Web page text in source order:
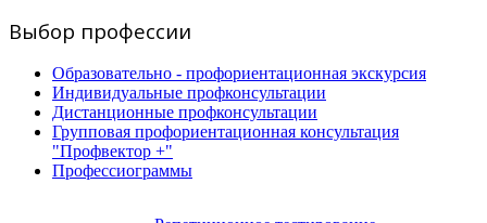
Выбор профессии
Образовательно - профориентационная экскурсия
Индивидуальные профконсультации
Дистанционные профконсультации
Групповая профориентационная консультация
"Профвектор +"
Профессиограммы